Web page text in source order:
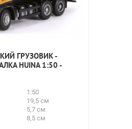
ГРУЗОВИК -
HUINA 1:50 -
1:50
19,5 см
5,7 см
8,5 см